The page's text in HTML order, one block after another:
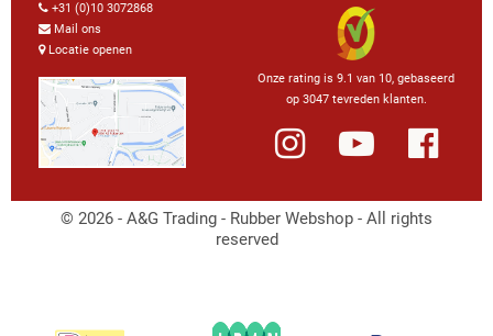
+31 (0)10 3072868
Mail ons
Locatie openen
Onze rating is 9.1 van 10, gebaseerd
op 3047 tevreden klanten.
© 2026 - A&G Trading - Rubber Webshop - All rights
reserved